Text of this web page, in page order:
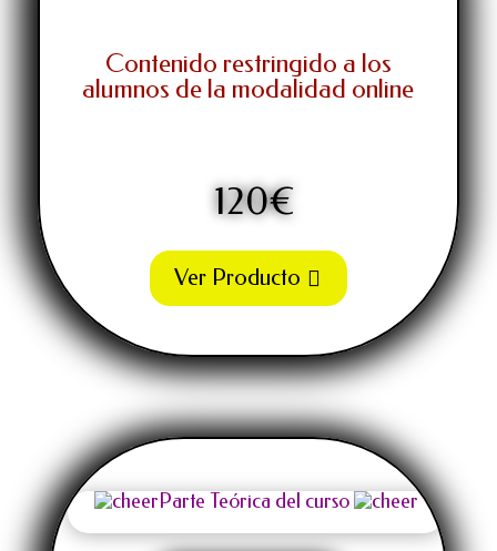
Contenido restringido a los
alumnos de la modalidad online
120€
Ver Producto
Parte Teórica del curso